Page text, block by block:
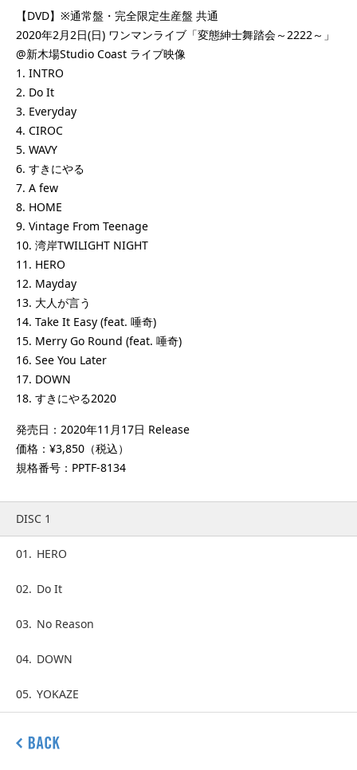
【DVD】※通常盤・完全限定生産盤 共通
2020年2月2日(日) ワンマンライブ「変態紳士舞踏会～2222～」
@新木場Studio Coast ライブ映像
1. INTRO
2. Do It
3. Everyday
4. CIROC
5. WAVY
6. すきにやる
7. A few
8. HOME
9. Vintage From Teenage
10. 湾岸TWILIGHT NIGHT
11. HERO
12. Mayday
13. 大人が言う
14. Take It Easy (feat. 唾奇)
15. Merry Go Round (feat. 唾奇)
16. See You Later
17. DOWN
18. すきにやる2020
発売日：2020年11月17日 Release
価格：¥3,850（税込）
規格番号：PPTF-8134
DISC 1
01. HERO
02. Do It
03. No Reason
04. DOWN
05. YOKAZE